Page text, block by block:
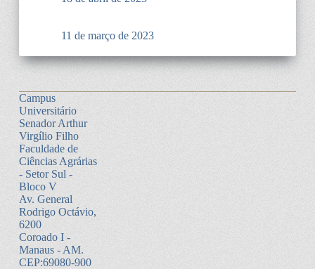
11 de março de 2023
Campus
Universitário
Senador Arthur
Virgílio Filho
Faculdade de
Ciências Agrárias
- Setor Sul -
Bloco V
Av. General
Rodrigo Octávio,
6200
Coroado I -
Manaus - AM.
CEP:69080-900